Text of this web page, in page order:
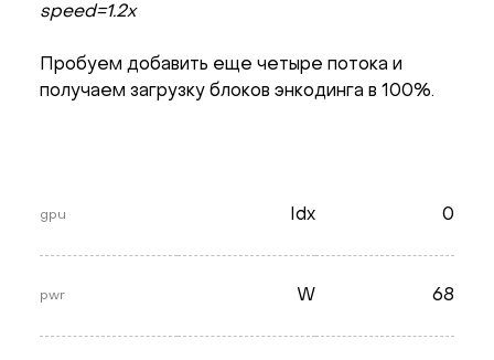
speed=1.2x
Пробуем добавить еще четыре потока и
получаем загрузку блоков энкодинга в 100%.
gpu Idx 0
pwr W 68